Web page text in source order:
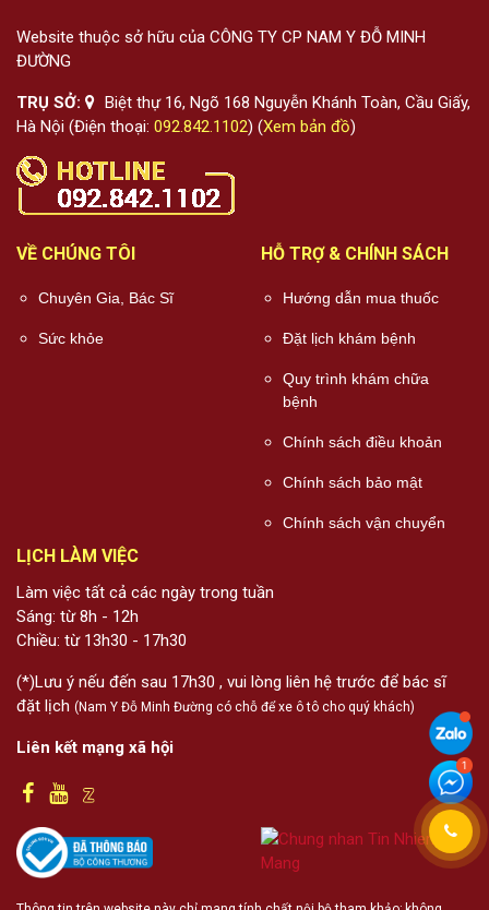
Website thuộc sở hữu của CÔNG TY CP NAM Y ĐỖ MINH
ĐƯỜNG
TRỤ SỞ:
Biệt thự 16, Ngõ 168 Nguyễn Khánh Toàn, Cầu Giấy,
Hà Nội (Điện thoại: 092.842.1102) (Xem bản đồ)
VỀ CHÚNG TÔI
Chuyên Gia, Bác Sĩ
Sức khỏe
HỖ TRỢ & CHÍNH SÁCH
Hướng dẫn mua thuốc
Đặt lịch khám bệnh
Quy trình khám chữa
bệnh
Chính sách điều khoản
Chính sách bảo mật
Chính sách vận chuyển
LỊCH LÀM VIỆC
Làm việc tất cả các ngày trong tuần
Sáng: từ 8h - 12h
Chiều: từ 13h30 - 17h30
(*)Lưu ý nếu đến sau 17h30 , vui lòng liên hệ trước để bác sĩ
đặt lịch (Nam Y Đỗ Minh Đường có chỗ để xe ô tô cho quý khách)
Liên kết mạng xã hội